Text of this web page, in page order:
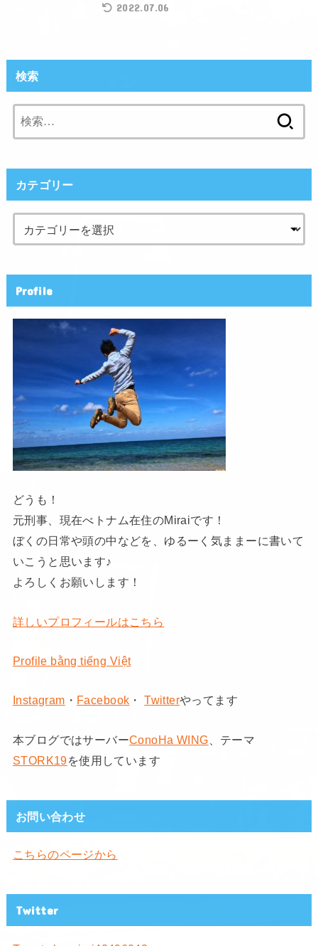
2022.07.06
検索
索:
カテゴリー
Profile
どうも！
元刑事、現在べトナム在住のMiraiです！
ぼくの日常や頭の中などを、ゆるーく気ままーに書いて
いこうと思います♪
よろしくお願いします！
詳しいプロフィールはこちら
Profile bằng tiếng Việt
Instagram ・ Facebook ・Twitterやってます
本ブログではサーバーConoHa WING 、テーマ
STORK19を使用しています
お問い合わせ
こちらのページから
Twitter